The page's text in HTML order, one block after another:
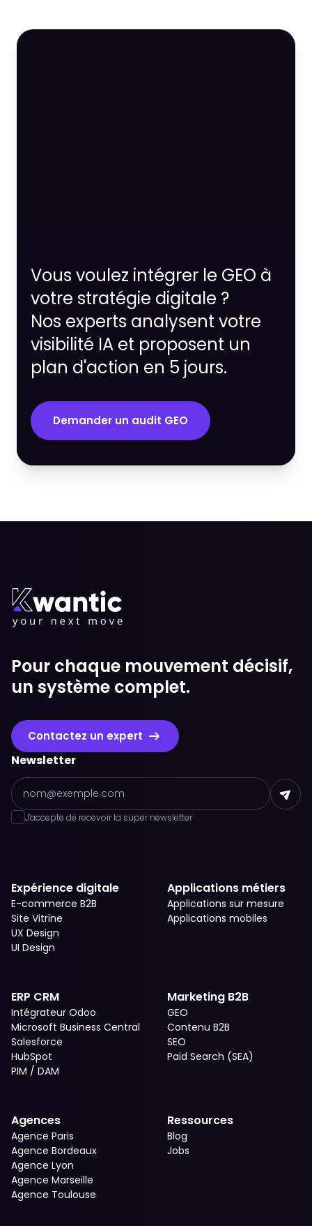
Vous voulez intégrer le GEO à
votre stratégie digitale ?
Nos experts analysent votre
visibilité IA et proposent un
plan d'action en 5 jours.
Demander un audit GEO
Pour chaque mouvement décisif,
un système complet.
Contactez un expert
Newsletter
J'accepte de recevoir la super newsletter
Expérience digitale
E-commerce B2B
Site Vitrine
UX Design
UI Design
Applications métiers
Applications sur mesure
Applications mobiles
ERP CRM
Intégrateur Odoo
Microsoft Business Central
Salesforce
HubSpot
PIM / DAM
Marketing B2B
GEO
Contenu B2B
SEO
Paid Search (SEA)
Agences
Agence Paris
Agence Bordeaux
Agence Lyon
Agence Marseille
Agence Toulouse
Ressources
Blog
Jobs